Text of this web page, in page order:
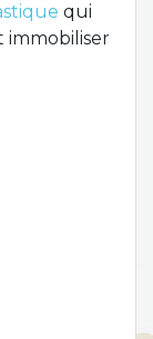
qui
immobiliser